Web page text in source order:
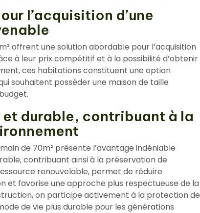
l’acquisition d’une
offrent une solution abordable pour l’acquisition
à leur prix compétitif et à la possibilité d’obtenir
ces habitations constituent une option
souhaitent posséder une maison de taille
durable, contribuant à la
de 70m² présente l’avantage indéniable
contribuant ainsi à la préservation de
renouvelable, permet de réduire
et favorise une approche plus respectueuse de la
on participe activement à la protection de
de vie plus durable pour les générations